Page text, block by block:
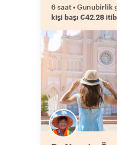
6 saat•Gunubirlik
kişi başı €42.28